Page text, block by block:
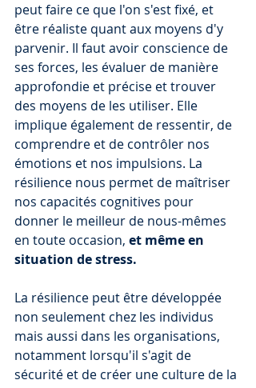
peut faire ce que l'on s'est fixé, et
être réaliste quant aux moyens d'y
parvenir. Il faut avoir conscience de
ses forces, les évaluer de manière
approfondie et précise et trouver
des moyens de les utiliser. Elle
implique également de ressentir, de
comprendre et de contrôler nos
émotions et nos impulsions. La
résilience nous permet de maîtriser
nos capacités cognitives pour
donner le meilleur de nous-mêmes
en toute occasion, et même en
situation de stress.
La résilience peut être développée
non seulement chez les individus
mais aussi dans les organisations,
notamment lorsqu'il s'agit de
sécurité et de créer une culture de la